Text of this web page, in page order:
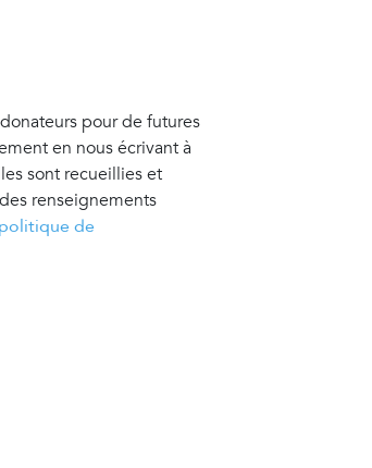
pour de futures
en nous écrivant à
sont recueillies et
renseignements
politique de